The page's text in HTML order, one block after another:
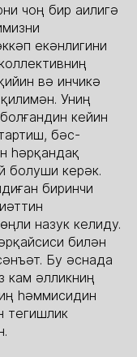
чоң бир аилигә
екәнлигини
вә инчикә
Униң
кейин
бәс-
һәрқандақ
болуши керәк.
биринчи
назук келиду.
билән
Бу әснада
кам әлликниң
һәммисидин
тегишлик